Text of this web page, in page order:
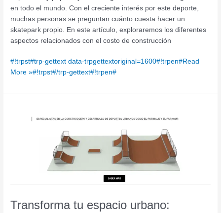
en todo el mundo. Con el creciente interés por este deporte,
muchas personas se preguntan cuánto cuesta hacer un
skatepark propio. En este artículo, exploraremos los diferentes
aspectos relacionados con el costo de construcción
#!trpst#trp-gettext data-trpgettextoriginal=1600#!trpen#Read
More »#!trpst#/trp-gettext#!trpen#
Transforma tu espacio urbano: